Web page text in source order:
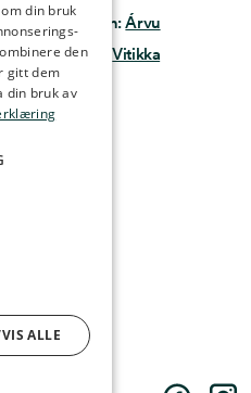
søn 10-16
søn 10-18
Design:Árvu
Kode:Vitikka
din bruk
den
gitt dem
din bruk av
ALLE